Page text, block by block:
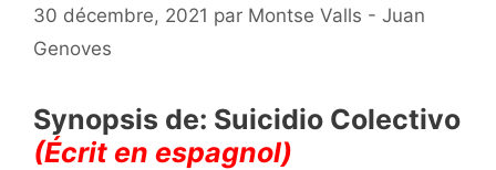
30 décembre, 2021 par Montse Valls - Juan
Genoves
Synopsis de: Suicidio Colectivo
(Écrit en espagnol)